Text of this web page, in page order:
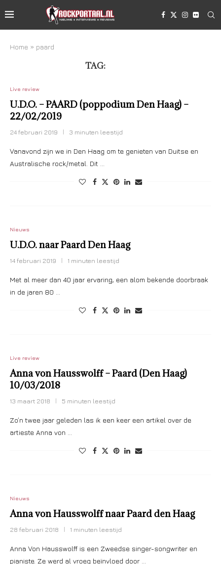
Home » paard
TAG:
Live review
U.D.O. – PAARD (poppodium Den Haag) –
22/02/2019
24 februari 2019 3 minuten leestijd
Vanavond zijn we in Den Haag om te genieten van Duitse en
Australische rock/metal. Dit …
Nieuws
U.D.O. naar Paard Den Haag
14 februari 2019 1 minuten leestijd
Met al meer dan 40 jaar ervaring, een alom bekende doorbraak
in de jaren 80 …
Live review
Anna von Hausswolff – Paard (Den Haag)
10/03/2018
13 maart 2018 5 minuten leestijd
Zo’n twee jaar geleden las ik een keer een artikel over de
artieste Anna von …
Nieuws
Anna von Hausswolff naar Paard den Haag
28 februari 2018 1 minuten leestijd
Anna Von Hausswolff is een Zweedse singer-songwriter en
pianiste. Ze werd al vroeg beïnvloed door …